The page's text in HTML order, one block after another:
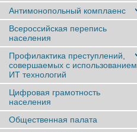
Антимонопольный комплаенс
Всероссийская перепись
населения
Профилактика преступлений,
совершаемых с использованием
ИТ технологий
Цифровая грамотность
населения
Общественная палата